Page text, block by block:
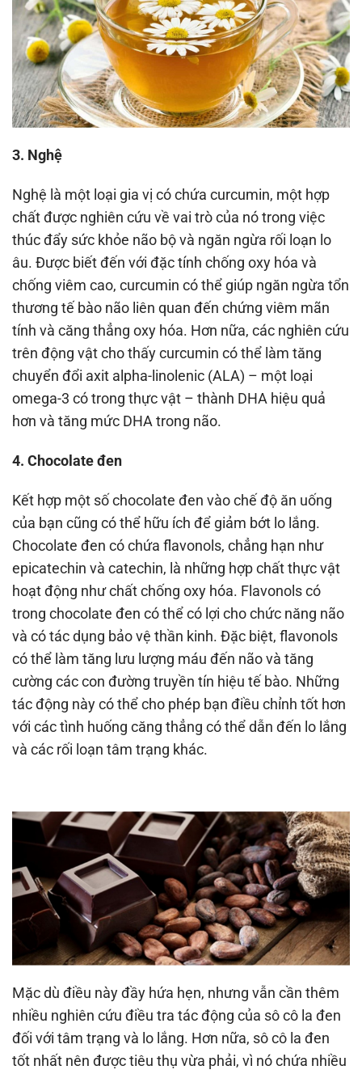
3. Nghệ
Nghệ là một loại gia vị có chứa curcumin, một hợp
chất được nghiên cứu về vai trò của nó trong việc
thúc đẩy sức khỏe não bộ và ngăn ngừa rối loạn lo
âu. Được biết đến với đặc tính chống oxy hóa và
chống viêm cao, curcumin có thể giúp ngăn ngừa tổn
thương tế bào não liên quan đến chứng viêm mãn
tính và căng thẳng oxy hóa. Hơn nữa, các nghiên cứu
trên động vật cho thấy curcumin có thể làm tăng
chuyển đổi axit alpha-linolenic (ALA) – một loại
omega-3 có trong thực vật – thành DHA hiệu quả
hơn và tăng mức DHA trong não.
4. Chocolate đen
Kết hợp một số chocolate đen vào chế độ ăn uống
của bạn cũng có thể hữu ích để giảm bớt lo lắng.
Chocolate đen có chứa flavonols, chẳng hạn như
epicatechin và catechin, là những hợp chất thực vật
hoạt động như chất chống oxy hóa. Flavonols có
trong chocolate đen có thể có lợi cho chức năng não
và có tác dụng bảo vệ thần kinh. Đặc biệt, flavonols
có thể làm tăng lưu lượng máu đến não và tăng
cường các con đường truyền tín hiệu tế bào. Những
tác động này có thể cho phép bạn điều chỉnh tốt hơn
với các tình huống căng thẳng có thể dẫn đến lo lắng
và các rối loạn tâm trạng khác.
Mặc dù điều này đầy hứa hẹn, nhưng vẫn cần thêm
nhiều nghiên cứu điều tra tác động của sô cô la đen
đối với tâm trạng và lo lắng. Hơn nữa, sô cô la đen
tốt nhất nên được tiêu thụ vừa phải, vì nó chứa nhiều